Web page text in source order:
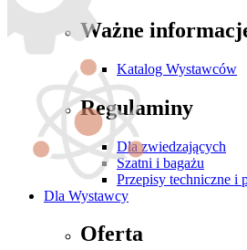
Ważne
Katalog Wystawców
Regulaminy
Dla zwiedzających
Szatni i bagażu
Przepisy techniczne i
Dla Wystawcy
Oferta